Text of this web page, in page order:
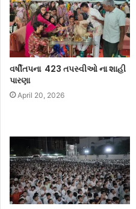
વર્ષીતપના 423 તપસ્વીઓ ના શાહી
પારણા
April 20, 2026